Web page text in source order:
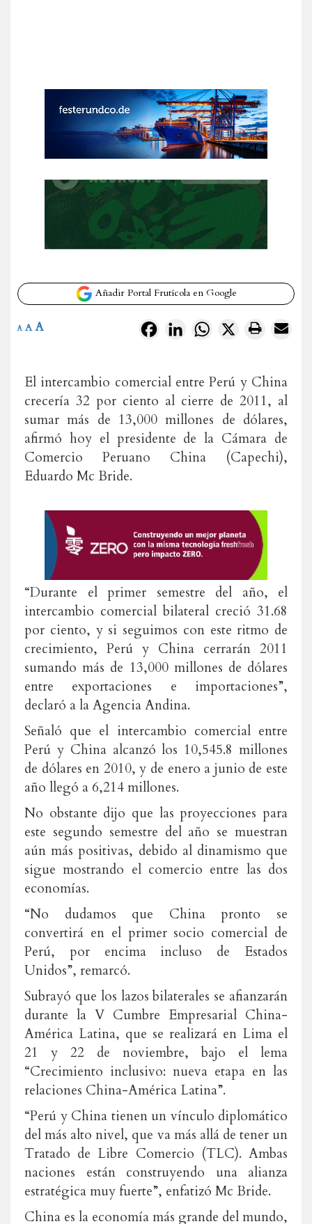
Añadir Portal Frutícola en Google
FacebookLinkedInWhatsApp
X
A A A
El intercambio comercial entre Perú y China
crecería 32 por ciento al cierre de 2011, al
sumar más de 13,000 millones de dólares,
afirmó hoy el presidente de la Cámara de
Comercio Peruano China (Capechi),
Eduardo Mc Bride.
“Durante el primer semestre del año, el
intercambio comercial bilateral creció 31.68
por ciento, y si seguimos con este ritmo de
crecimiento, Perú y China cerrarán 2011
sumando más de 13,000 millones de dólares
entre exportaciones e importaciones”,
declaró a la Agencia Andina.
Señaló que el intercambio comercial entre
Perú y China alcanzó los 10,545.8 millones
de dólares en 2010, y de enero a junio de este
año llegó a 6,214 millones.
No obstante dijo que las proyecciones para
este segundo semestre del año se muestran
aún más positivas, debido al dinamismo que
sigue mostrando el comercio entre las dos
economías.
“No dudamos que China pronto se
convertirá en el primer socio comercial de
Perú, por encima incluso de Estados
Unidos”, remarcó.
Subrayó que los lazos bilaterales se afianzarán
durante la V Cumbre Empresarial China-
América Latina, que se realizará en Lima el
21 y 22 de noviembre, bajo el lema
“Crecimiento inclusivo: nueva etapa en las
relaciones China-América Latina”.
“Perú y China tienen un vínculo diplomático
del más alto nivel, que va más allá de tener un
Tratado de Libre Comercio (TLC). Ambas
naciones están construyendo una alianza
estratégica muy fuerte”, enfatizó Mc Bride.
China es la economía más grande del mundo,